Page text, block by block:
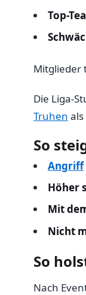
Top-
Mitglieder
Die Liga-
Truhen
So
Angriff
Höher
Mit
Nicht
So
Nach